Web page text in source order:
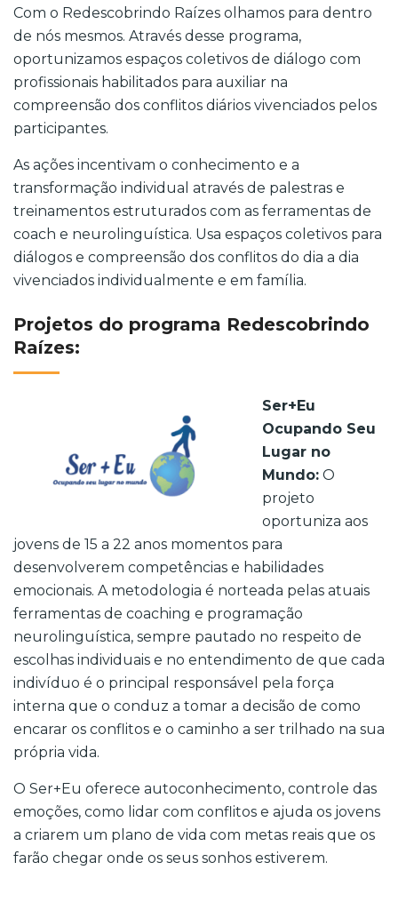
Com o Redescobrindo Raízes olhamos para dentro
de nós mesmos. Através desse programa,
oportunizamos espaços coletivos de diálogo com
profissionais habilitados para auxiliar na
compreensão dos conflitos diários vivenciados pelos
participantes.
As ações incentivam o conhecimento e a
transformação individual através de palestras e
treinamentos estruturados com as ferramentas de
coach e neurolinguística. Usa espaços coletivos para
diálogos e compreensão dos conflitos do dia a dia
vivenciados individualmente e em família.
Projetos do programa Redescobrindo
Raízes:
Ser+Eu
Ocupando Seu
Lugar no
Mundo: O
projeto
oportuniza aos
jovens de 15 a 22 anos momentos para
desenvolverem competências e habilidades
emocionais. A metodologia é norteada pelas atuais
ferramentas de coaching e programação
neurolinguística, sempre pautado no respeito de
escolhas individuais e no entendimento de que cada
indivíduo é o principal responsável pela força
interna que o conduz a tomar a decisão de como
encarar os conflitos e o caminho a ser trilhado na sua
própria vida.
O Ser+Eu oferece autoconhecimento, controle das
emoções, como lidar com conflitos e ajuda os jovens
a criarem um plano de vida com metas reais que os
farão chegar onde os seus sonhos estiverem.